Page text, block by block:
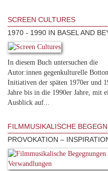
SCREEN CULTURES
1970 - 1990 IN BASEL AND
In diesem Buch untersuchen die
Autor:innen gegenkulturelle
Initiativen der späten 1970er und
Jahre bis in die 1990er Jahre, mit
Ausblick auf...
FILMMUSIKALISCHE
PROVOKATION –